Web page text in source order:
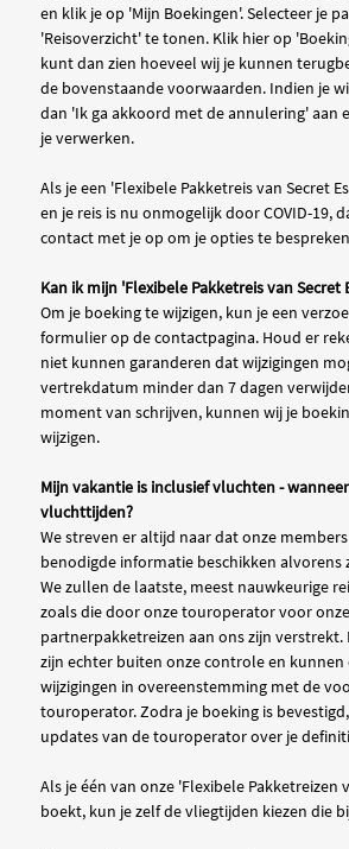
en klik je op 'Mijn Boekingen'. Selecteer je
'Reisoverzicht' te tonen. Klik hier op
kunt dan zien hoeveel wij je kunnen
de bovenstaande voorwaarden. Indien je
dan 'Ik ga akkoord met de annulering' aan
je verwerken.
Als je een 'Flexibele Pakketreis van Secret
en je reis is nu onmogelijk door COVID-19,
contact met je op om je opties te
Kan ik mijn 'Flexibele Pakketreis van Secret
Om je boeking te wijzigen, kun je een
formulier op de contactpagina. Houd er
niet kunnen garanderen dat wijzigingen
vertrekdatum minder dan 7 dagen
moment van schrijven, kunnen wij je
wijzigen.
Mijn vakantie is inclusief vluchten -
vluchttijden?
We streven er altijd naar dat onze
benodigde informatie beschikken alvorens
We zullen de laatste, meest nauwkeurige
zoals die door onze touroperator voor onze
partnerpakketreizen aan ons zijn verstrekt.
zijn echter buiten onze controle en kunnen
wijzigingen in overeenstemming met de
touroperator. Zodra je boeking is
updates van de touroperator over je
Als je één van onze 'Flexibele Pakketreizen
boekt, kun je zelf de vliegtijden kiezen die